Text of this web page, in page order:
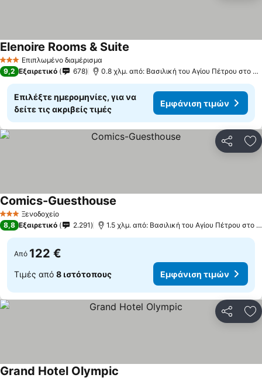
3 ΑστέριαΕπιπλωμένο διαμέρισμα
Elenoire Rooms & Suite
9,2 Εξαιρετικό 678 0.8 χλμ. από: Βασιλική του Αγίου Πέτρου στο
Επιλέξτε ημερομηνίες, για να
δείτε τις ακριβείς τιμές
Εμφάνιση τιμών
3 ΑστέριαΞενοδοχείο
Comics-Guesthouse
8,8 Εξαιρετικό 2.291 1.5 χλμ. από: Βασιλική του Αγίου Πέτρου στο
Από 122 €
Τιμές από 8 ιστότοπους Εμφάνιση τιμών
Grand Hotel Olympic